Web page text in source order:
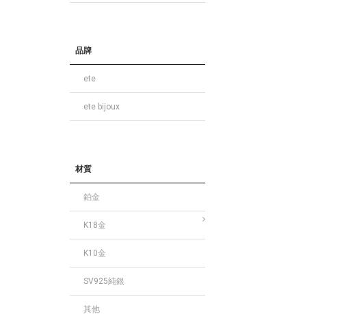
品牌
ete
ete bijoux
材質
鉑金
K18金
K10金
SV925純銀
其他